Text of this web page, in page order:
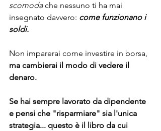
scomoda che nessuno ti ha mai
insegnato davvero: come funzionano i
soldi.
Non imparerai come investire in borsa,
ma cambierai il modo di vedere il
denaro.
Se hai sempre lavorato da dipendente
e pensi che "risparmiare" sia l'unica
strategia... questo è il libro da cui